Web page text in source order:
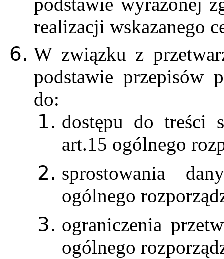
podstawie wyrażonej
realizacji wskazanego
W związku z
podstawie przepisów
do:
dostępu do treści
art.15 ogólnego
sprostowania
ogólnego
ograniczenia
ogólnego